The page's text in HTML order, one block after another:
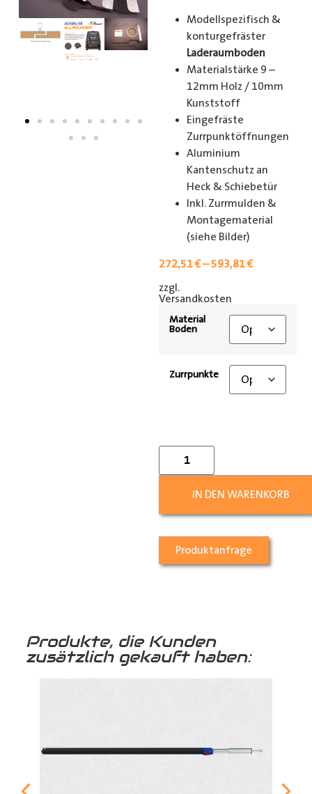
Modellspezifisch &
konturgefräster
Laderaumboden
Materialstärke 9 –
12mm Holz / 10mm
Kunststoff
Eingefräste
Zurrpunktöffnungen
Aluminium
Kantenschutz an
Heck & Schiebetür
Inkl. Zurrmulden &
Montagematerial
(siehe Bilder)
272,51€–593,81€
zzgl.
Versandkosten
Material
Boden
Zurrpunkte
IN DEN WARENKORB
Produktanfrage
Produkte, die Kunden
zusätzlich gekauft haben: